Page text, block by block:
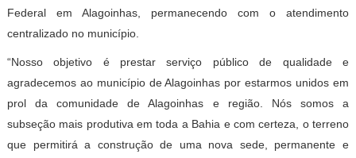
Federal em Alagoinhas, permanecendo com o atendimento
centralizado no município.
“Nosso objetivo é prestar serviço público de qualidade e
agradecemos ao município de Alagoinhas por estarmos unidos em
prol da comunidade de Alagoinhas e região. Nós somos a
subseção mais produtiva em toda a Bahia e com certeza, o terreno
que permitirá a construção de uma nova sede, permanente e